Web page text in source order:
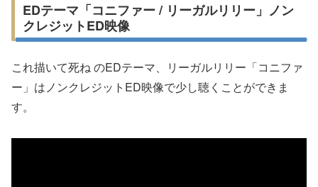
EDテーマ「コニファー / リーガルリリー」ノン
クレジットED映像
これ描いて死ね のEDテーマ、リーガルリリー「コニファ
ー」はノンクレジットED映像で少し聴くことができま
す。